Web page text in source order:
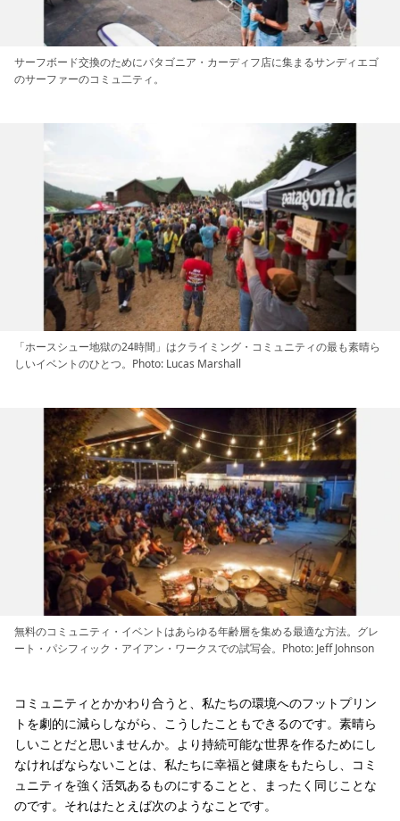
サーフボード交換のためにパタゴニア・カーディフ店に集まるサンディエゴ
のサーファーのコミュ二ティ。
「ホースシュー地獄の24時間」はクライミング・コミュニティの最も素晴ら
しいイベントのひとつ。Photo: Lucas Marshall
無料のコミュニティ・イベントはあらゆる年齢層を集める最適な方法。グレ
ート・パシフィック・アイアン・ワークスでの試写会。Photo: Jeff Johnson
コミュニティとかかわり合うと、私たちの環境へのフットプリン
トを劇的に減らしながら、こうしたこともできるのです。素晴ら
しいことだと思いませんか。より持続可能な世界を作るためにし
なければならないことは、私たちに幸福と健康をもたらし、コミ
ュニティを強く活気あるものにすることと、まったく同じことな
のです。それはたとえば次のようなことです。